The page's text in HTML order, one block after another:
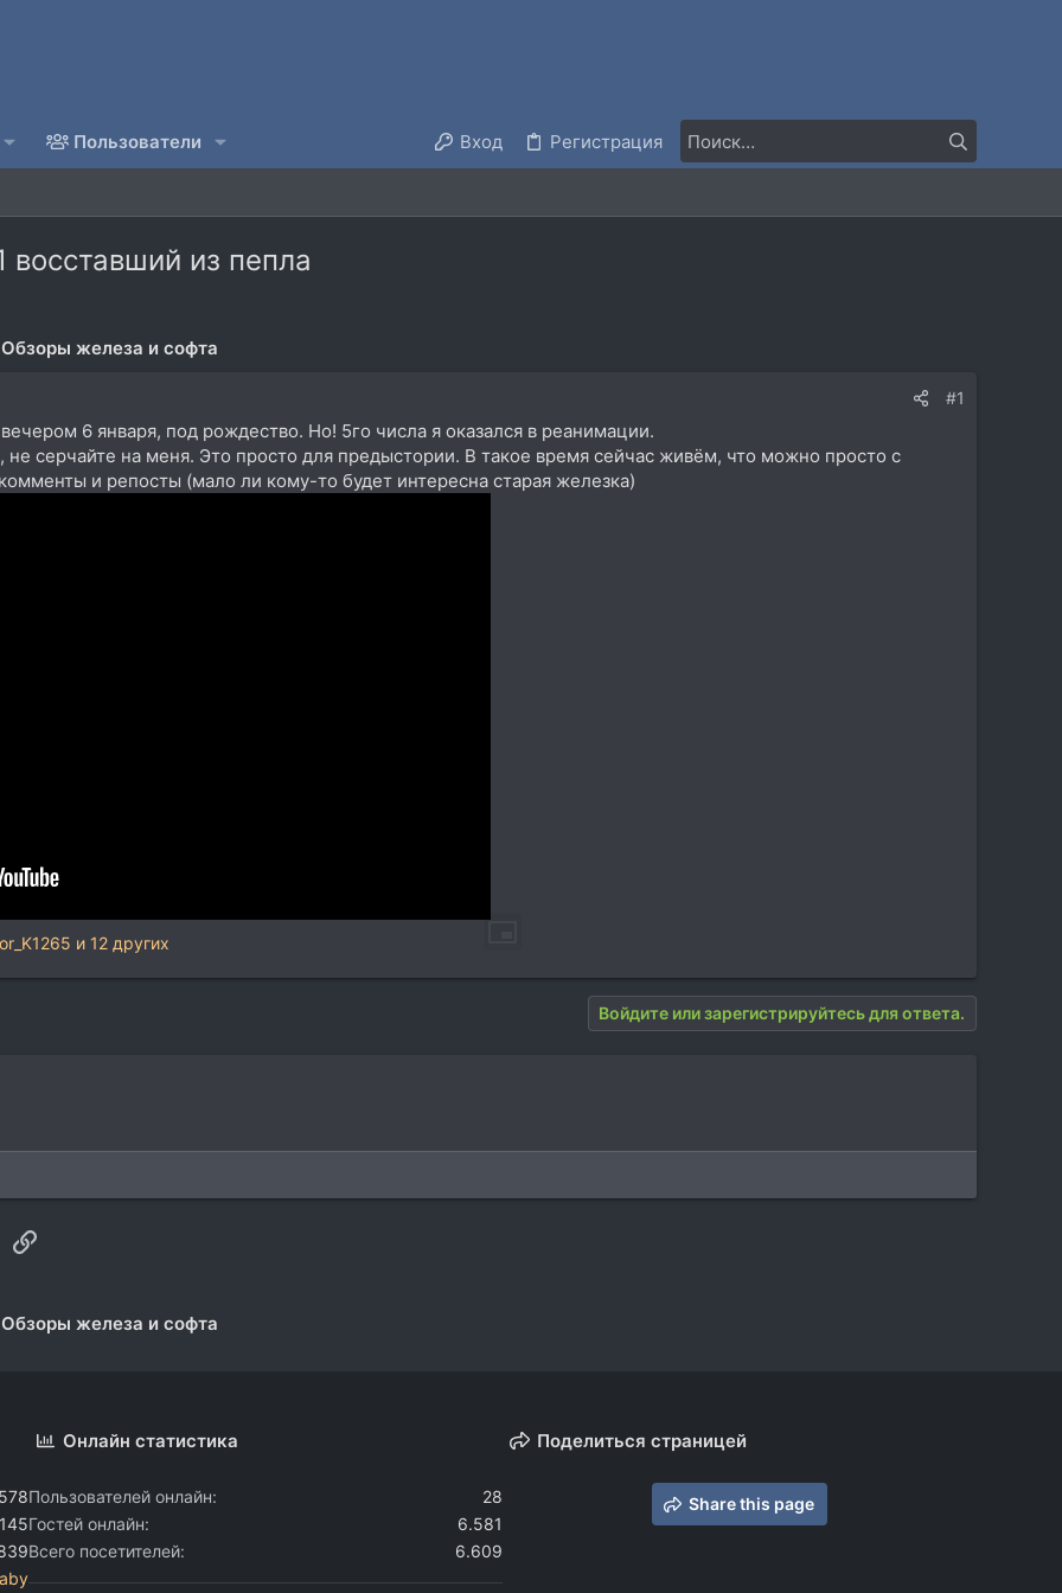
Пользователи Вход Регистрация
восставший из пепла
Обзоры железа и софта
#1
6 января, под рождество. Но! 5го числа я оказался в реанимации.
не серчайте на меня. Это просто для предыстории. В такое время сейчас живём, что можно просто с
и репосты (мало ли кому-то будет интересна старая железка)
и 12 других
Войдите или зарегистрируйтесь для ответа.
почта
Ссылка
Обзоры железа и софта
Онлайн статистика
Пользователей онлайн
28
Гостей онлайн
6.581
Всего посетителей
6.609
Поделиться страницей
Share this page